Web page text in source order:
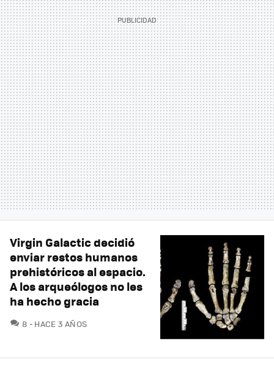
Virgin Galactic decidió
enviar restos humanos
prehistóricos al espacio.
A los arqueólogos no les
ha hecho gracia
8 COMENTARIOS
HACE 3 AÑOS